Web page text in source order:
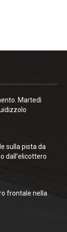
Martedì
sulla pista da
dall’elicottero
frontale nella